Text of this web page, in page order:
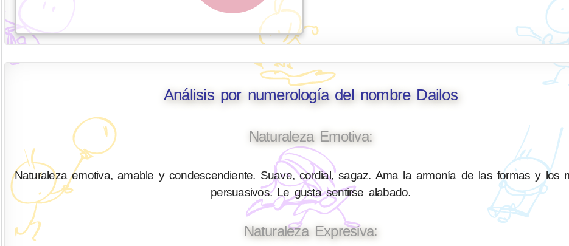
Análisis por numerología del nombre Dailos
Naturaleza Emotiva:
Naturaleza emotiva, amable y condescendiente. Suave, cordial, sagaz. Ama la armonía de las formas y los
persuasivos. Le gusta sentirse alabado.
Naturaleza Expresiva: